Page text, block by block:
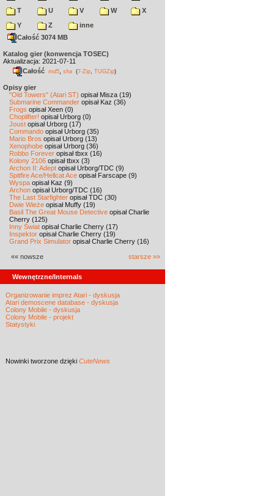
T
U V W
X
Y
Z
inne
Całość 3074 MB
Katalog gier (konwencja TOSEC)
Aktualizacja: 2021-07-11
Całość md5 sha (7-Zip TUGZip)
Opisy gier
"Old Towers" (Atari ST) opisał Misza (19)
Submarine Commander opisał Kaz (36)
Frogs opisał Xeen (0)
Choplifter! opisał Urborg (0)
Joust opisał Urborg (17)
Commando opisał Urborg (35)
Mario Bros opisał Urborg (13)
Xenophobe opisał Urborg (36)
Robbo Forever opisał tbxx (16)
Kolony 2106 opisał tbxx (3)
Archon II: Adept opisał Urborg/TDC (9)
Spitfire Ace/Hellcat Ace opisał Farscape (9)
Wyspa opisał Kaz (9)
Archon opisał Urborg/TDC (16)
The Last Starfighter opisał TDC (30)
Dwie Wieże opisał Muffy (19)
Basil The Great Mouse Detective opisał Charlie
Cherry (125)
Inny Świat opisał Charlie Cherry (17)
Inspektor opisał Charlie Cherry (19)
Grand Prix Simulator opisał Charlie Cherry (16)
«« nowsze starsze »»
Wewnętrzne/Internals
Organizowanie imprez Atari - dyskusja
Atari demoscene database - dyskusja
Colony Mobile - dyskusja
Colony Mobile - projekt
Statystyki
Nowinki tworzone dzięki CuteNews